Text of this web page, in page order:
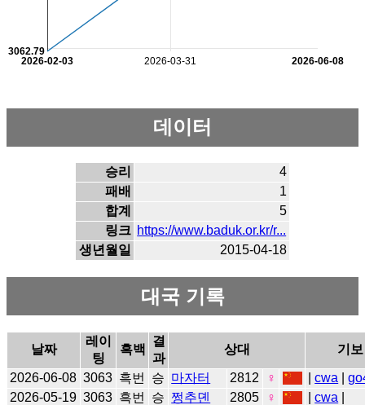
2026-03-31
2026-02-03 2026-06-08
3062.79
데이터
승리
4
패배
1
합계
5
링크 https://www.baduk.or.kr/r...
생년월일
2015-04-18
대국 기록
날짜
레이
팅
흑백
결
과
상대 기보
2026-06-08 3063 흑번 승 마자터 2812 ♀ |cwa |
2026-05-19 3063 흑번 승 쩡추뎬 2805 ♀ |cwa